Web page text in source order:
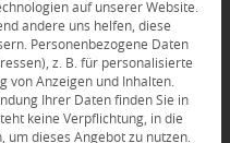
auf unserer Website.
andere uns helfen, diese
Personenbezogene Daten
z. B. für personalisierte
von Anzeigen und Inhalten.
Ihrer Daten finden Sie in
keine Verpflichtung, in die
dieses Angebot zu nutzen.